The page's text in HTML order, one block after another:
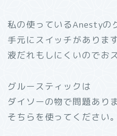
私の使っているAnestyの
手元にスイッチがあります
液だれもしにくいのでお
グルースティックは
ダイソーの物で問題あり
そちらを使ってください。